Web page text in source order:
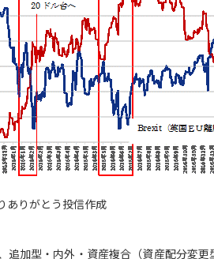
ありがとう投信作成
加型・内外・資産複合（資産配分変